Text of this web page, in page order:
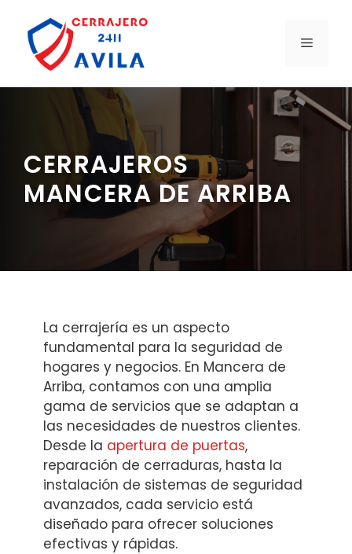
contenido
MENÚ
CERRAJEROS
MANCERA DE ARRIBA
La cerrajería es un aspecto
fundamental para la seguridad de
hogares y negocios. En Mancera de
Arriba, contamos con una amplia
gama de servicios que se adaptan a
las necesidades de nuestros clientes.
Desde la apertura de puertas,
reparación de cerraduras, hasta la
instalación de sistemas de seguridad
avanzados, cada servicio está
diseñado para ofrecer soluciones
efectivas y rápidas.